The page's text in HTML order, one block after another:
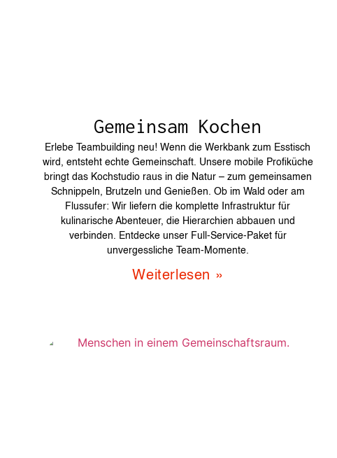
Gemeinsam Kochen
Erlebe Teambuilding neu! Wenn die Werkbank zum Esstisch
wird, entsteht echte Gemeinschaft. Unsere mobile Profiküche
bringt das Kochstudio raus in die Natur – zum gemeinsamen
Schnippeln, Brutzeln und Genießen. Ob im Wald oder am
Flussufer: Wir liefern die komplette Infrastruktur für
kulinarische Abenteuer, die Hierarchien abbauen und
verbinden. Entdecke unser Full-Service-Paket für
unvergessliche Team-Momente.
Weiterlesen »